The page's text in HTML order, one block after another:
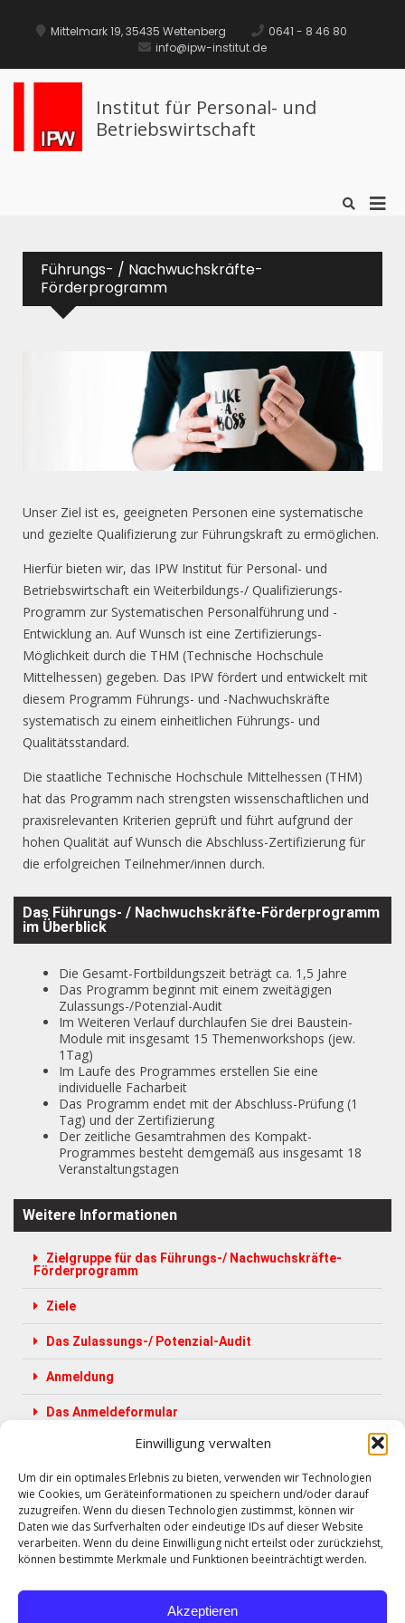
Einwilligung verwalten
Um dir ein optimales Erlebnis zu bieten, verwenden wir Technologien
wie Cookies, um Geräteinformationen zu speichern und/oder darauf
zuzugreifen. Wenn du diesen Technologien zustimmst, können wir
Daten wie das Surfverhalten oder eindeutige IDs auf dieser Website
verarbeiten. Wenn du deine Einwilligung nicht erteilst oder zurückziehst,
können bestimmte Merkmale und Funktionen beeinträchtigt werden.
Akzeptieren
Mittelmark 19, 35435 Wettenberg
0641 - 8 46 80
info@ipw-institut.de
Institut für Personal- und
Betriebswirtschaft
Führungs- / Nachwuchskräfte-
Förderprogramm
Unser Ziel ist es, geeigneten Personen eine systematische
und gezielte Qualifizierung zur Führungskraft zu ermöglichen.
Hierfür bieten wir, das IPW Institut für Personal- und
Betriebswirtschaft ein Weiterbildungs-/ Qualifizierungs-
Programm zur Systematischen Personalführung und -
Entwicklung an. Auf Wunsch ist eine Zertifizierungs-
Möglichkeit durch die THM (Technische Hochschule
Mittelhessen) gegeben. Das IPW fördert und entwickelt mit
diesem Programm Führungs- und -Nachwuchskräfte
systematisch zu einem einheitlichen Führungs- und
Qualitätsstandard.
Die staatliche Technische Hochschule Mittelhessen (THM)
hat das Programm nach strengsten wissenschaftlichen und
praxisrelevanten Kriterien geprüft und führt aufgrund der
hohen Qualität auf Wunsch die Abschluss-Zertifizierung für
die erfolgreichen Teilnehmer/innen durch.
Das Führungs- / Nachwuchskräfte-Förderprogramm
im Überblick
Die Gesamt-Fortbildungszeit beträgt ca. 1,5 Jahre
Das Programm beginnt mit einem zweitägigen
Zulassungs-/Potenzial-Audit
Im Weiteren Verlauf durchlaufen Sie drei Baustein-
Module mit insgesamt 15 Themenworkshops (jew.
1Tag)
Im Laufe des Programmes erstellen Sie eine
individuelle Facharbeit
Das Programm endet mit der Abschluss-Prüfung (1
Tag) und der Zertifizierung
Der zeitliche Gesamtrahmen des Kompakt-
Programmes besteht demgemäß aus insgesamt 18
Veranstaltungstagen
Weitere Informationen
Zielgruppe für das Führungs-/ Nachwuchskräfte-
Förderprogramm
Ziele
Das Zulassungs-/ Potenzial-Audit
Anmeldung
Das Anmeldeformular
Sie haben Fragen zu unserem Führungs-/ Nachwuchskräfte-
Förderprogramm? Wir helfen Ihnen gerne!